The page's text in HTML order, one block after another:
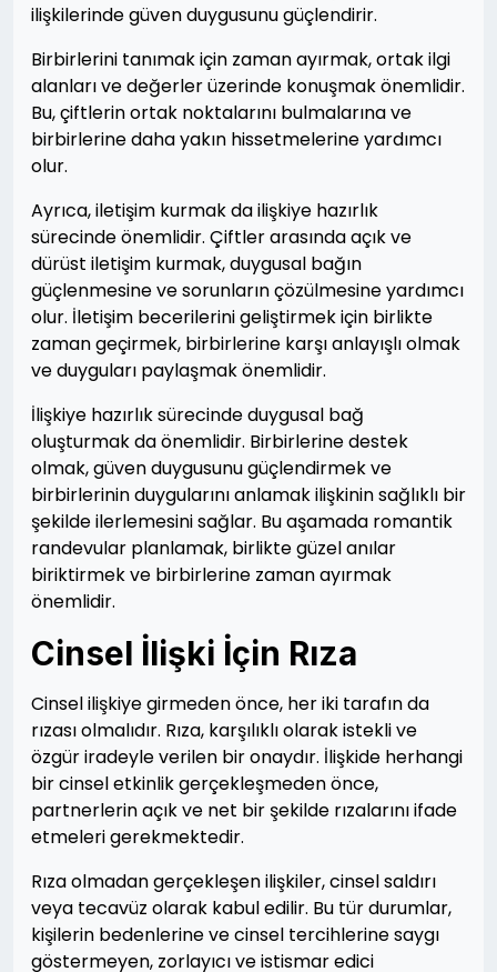
ilişkilerinde güven duygusunu güçlendirir.
Birbirlerini tanımak için zaman ayırmak, ortak ilgi
alanları ve değerler üzerinde konuşmak önemlidir.
Bu, çiftlerin ortak noktalarını bulmalarına ve
birbirlerine daha yakın hissetmelerine yardımcı
olur.
Ayrıca, iletişim kurmak da ilişkiye hazırlık
sürecinde önemlidir. Çiftler arasında açık ve
dürüst iletişim kurmak, duygusal bağın
güçlenmesine ve sorunların çözülmesine yardımcı
olur. İletişim becerilerini geliştirmek için birlikte
zaman geçirmek, birbirlerine karşı anlayışlı olmak
ve duyguları paylaşmak önemlidir.
İlişkiye hazırlık sürecinde duygusal bağ
oluşturmak da önemlidir. Birbirlerine destek
olmak, güven duygusunu güçlendirmek ve
birbirlerinin duygularını anlamak ilişkinin sağlıklı bir
şekilde ilerlemesini sağlar. Bu aşamada romantik
randevular planlamak, birlikte güzel anılar
biriktirmek ve birbirlerine zaman ayırmak
önemlidir.
Cinsel İlişki İçin Rıza
Cinsel ilişkiye girmeden önce, her iki tarafın da
rızası olmalıdır. Rıza, karşılıklı olarak istekli ve
özgür iradeyle verilen bir onaydır. İlişkide herhangi
bir cinsel etkinlik gerçekleşmeden önce,
partnerlerin açık ve net bir şekilde rızalarını ifade
etmeleri gerekmektedir.
Rıza olmadan gerçekleşen ilişkiler, cinsel saldırı
veya tecavüz olarak kabul edilir. Bu tür durumlar,
kişilerin bedenlerine ve cinsel tercihlerine saygı
göstermeyen, zorlayıcı ve istismar edici